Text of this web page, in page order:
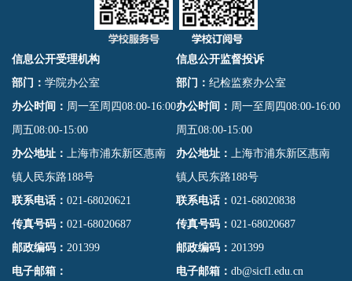
信息公开受理机构
部门： 学院办公室
办公时间： 周一至周四08:00-16:00
周五08:00-15:00
办公地址： 上海市浦东新区惠南
镇人民东路188号
联系电话： 021-68020621
传真号码： 021-68020687
邮政编码： 201399
电子邮箱：
信息公开监督投诉
部门： 纪检监察办公室
办公时间： 周一至周四08:00-16:00
周五08:00-15:00
办公地址： 上海市浦东新区惠南
镇人民东路188号
联系电话： 021-68020838
传真号码： 021-68020687
邮政编码： 201399
电子邮箱： db@sicfl.edu.cn